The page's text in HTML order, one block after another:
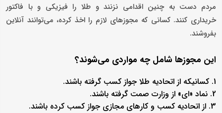
مردم دست به چنین اقدامی نزنند و طلا را فیزیکی و با فاکتور
خریداری کنند. کسانی که مجوز‌های لازم را اخذ کرده، می‌توانند آنلاین
بفروشند.
این مجوز‌ها شامل چه مواردی می‌شوند؟
کسانیکه از اتحادیه طلا جواز کسب گرفته باشند.
نماد «ای» از وزارت صمت گرفته باشند.
از اتحادیه کسب و کار‌های مجازی جواز کسب کرده باشند.